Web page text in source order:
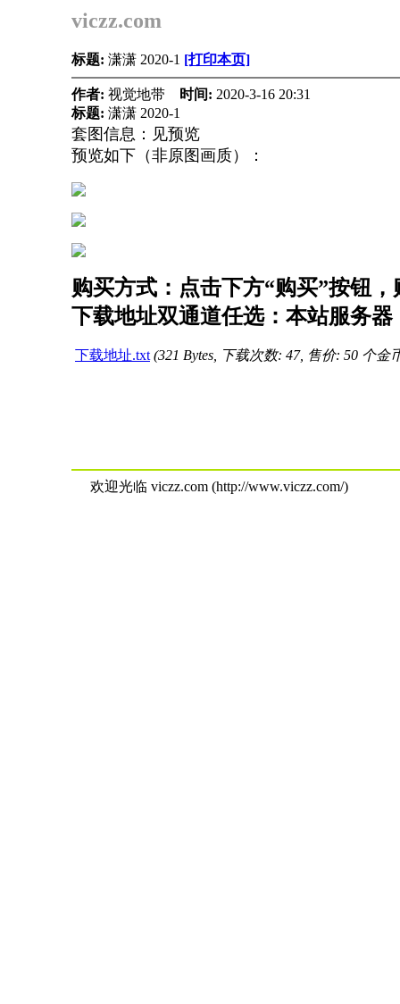
viczz.com
标题: 潇潇 2020-1 [打印本页]
作者: 视觉地带 时间: 2020-3-16 20:31
标题: 潇潇 2020-1
套图信息：见预览
预览如下（非原图画质）：
购买方式：点击下方“购买”按钮
下载地址双通道任选：本站服务
下载地址.txt (321 Bytes, 下载次数: 47, 售价: 50 个金
欢迎光临 viczz.com (http://www.viczz.com/)